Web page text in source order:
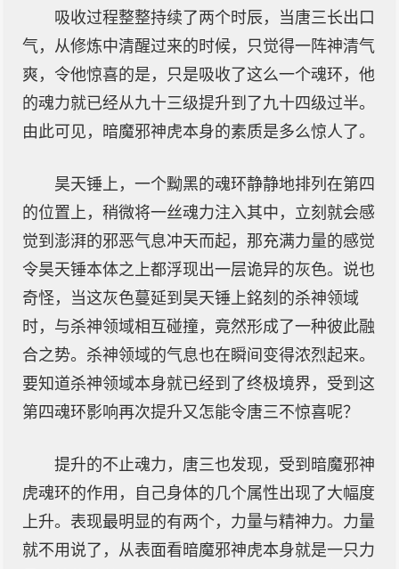
吸收过程整整持续了两个时辰，当唐三长出口
气，从修炼中清醒过来的时候，只觉得一阵神清气
爽，令他惊喜的是，只是吸收了这么一个魂环，他
的魂力就已经从九十三级提升到了九十四级过半。
由此可见，暗魔邪神虎本身的素质是多么惊人了。
昊天锤上，一个黝黑的魂环静静地排列在第四
的位置上，稍微将一丝魂力注入其中，立刻就会感
觉到澎湃的邪恶气息冲天而起，那充满力量的感觉
令昊天锤本体之上都浮现出一层诡异的灰色。说也
奇怪，当这灰色蔓延到昊天锤上銘刻的杀神领域
时，与杀神领域相互碰撞，竟然形成了一种彼此融
合之势。杀神领域的气息也在瞬间变得浓烈起来。
要知道杀神领域本身就已经到了终极境界，受到这
第四魂环影响再次提升又怎能令唐三不惊喜呢？
提升的不止魂力，唐三也发现，受到暗魔邪神
虎魂环的作用，自己身体的几个属性出现了大幅度
上升。表现最明显的有两个，力量与精神力。力量
就不用说了，从表面看暗魔邪神虎本身就是一只力